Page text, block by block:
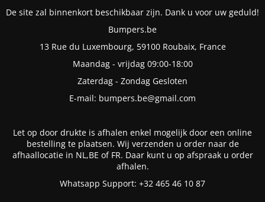
De site zal binnenkort beschikbaar zijn. Dank u voor uw geduld!
Bumpers.be
13 Rue du Luxembourg, 59100 Roubaix, France
Maandag - vrijdag 09:00-18:00
Zaterdag - Zondag Gesloten
E-mail: bumpers.be@gmail.com
Let op door drukte is afhalen enkel mogelijk door een online
bestelling te plaatsen. Wij verzenden u order naar de
afhaallocatie in NL,BE of FR. Daar kunt u op afspraak u order
afhalen.
Whatsapp Support: +32 465 46 10 87